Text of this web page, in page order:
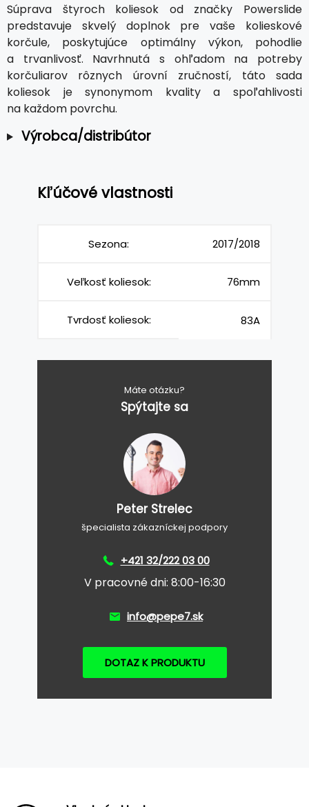
Súprava štyroch koliesok od značky Powerslide
predstavuje skvelý doplnok pre vaše kolieskové
korčule, poskytujúce optimálny výkon, pohodlie
a trvanlivosť. Navrhnutá s ohľadom na potreby
korčuliarov rôznych úrovní zručností, táto sada
koliesok je synonymom kvality a spoľahlivosti
na každom povrchu.
Výrobca/distribútor
Kľúčové vlastnosti
Sezona: 2017/2018
Veľkosť koliesok: 76mm
Tvrdosť koliesok: 83A
Máte otázku?
Spýtajte sa
Peter Strelec
špecialista zákazníckej podpory
+421 32/222 03 00
V pracovné dni: 8:00-16:30
info@pepe7.sk
DOTAZ K PRODUKTU